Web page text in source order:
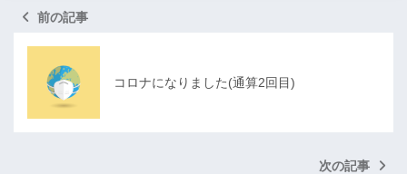
前の記事
コロナになりました(通算2回目)
次の記事